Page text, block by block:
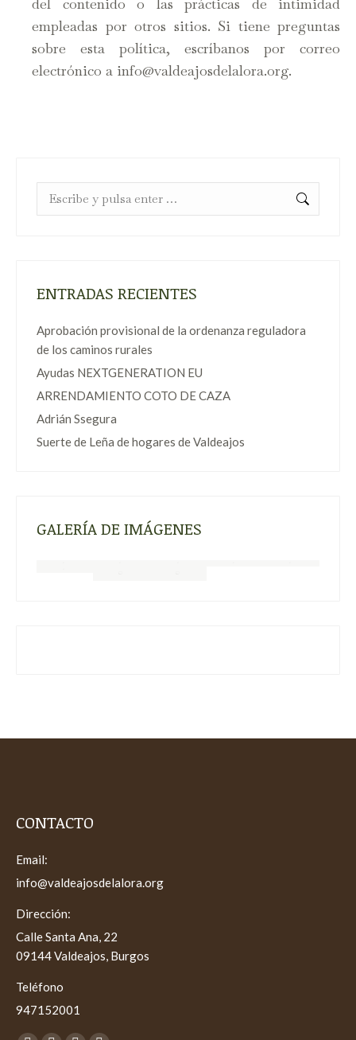
empleadas por otros sitios. Si tiene preguntas
sobre esta política, escríbanos por correo
electrónico a info@valdeajosdelalora.org.
Buscar:
ENTRADAS RECIENTES
Aprobación provisional de la ordenanza reguladora
de los caminos rurales
Ayudas NEXTGENERATION EU
ARRENDAMIENTO COTO DE CAZA
Adrián Ssegura
Suerte de Leña de hogares de Valdeajos
GALERÍA DE IMÁGENES
CONTACTO
Email:
info@valdeajosdelalora.org
Dirección:
Calle Santa Ana, 22
09144 Valdeajos, Burgos
Teléfono
947152001